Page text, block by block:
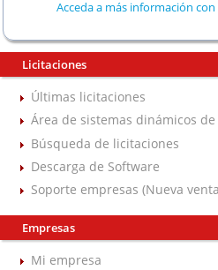
Acceda a más información
Licitaciones
Últimas licitaciones
Área de sistemas dinámicos
Búsqueda de licitaciones
Descarga de Software
Soporte empresas (Nueva
Empresas
Mi empresa